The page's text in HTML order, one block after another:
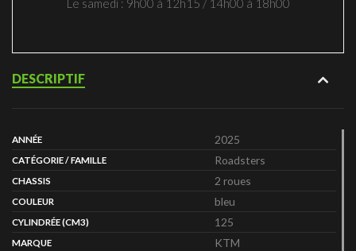
Le samedi : 9h00 à 12h15 / 14h00 à 18h00
DESCRIPTIF
ANNÉE 2025
CATÉGORIE / FAMILLE Roadsters
CHASSIS 2 roues
COULEUR bleu
CYLINDRÉE (CM3) 125
MARQUE KTM